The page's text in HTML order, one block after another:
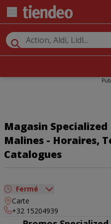
Magasin
Malines - Horaires,
Catalogues
Fermé
dimanche
lundi
Carte
+32 15204939